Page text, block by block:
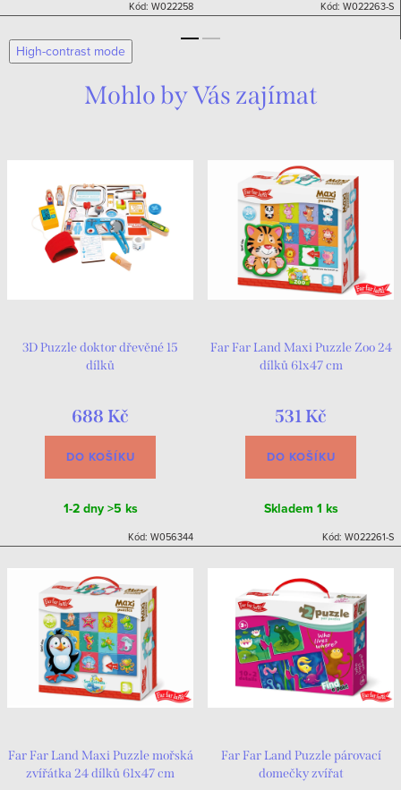
skládají z trojic dílků.
Kód: W022258 Kód: W022263-S
High-contrast mode
Mohlo by Vás zajímat
3D Puzzle doktor dřevěné 15
dílků
688 Kč
DO KOŠÍKU
1-2 dny >5 ks
Kód: W056344
Far Far Land Maxi Puzzle Zoo 24
dílků 61x47 cm
531 Kč
DO KOŠÍKU
Skladem 1 ks
Kód: W022261-S
Far Far Land Maxi Puzzle mořská
zvířátka 24 dílků 61x47 cm
Far Far Land Puzzle párovací
domečky zvířat